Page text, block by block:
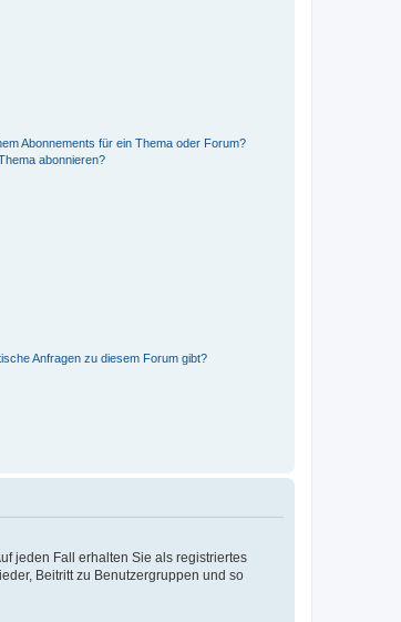
Abonnements für ein Thema oder Forum?
abonnieren?
Anfragen zu diesem Forum gibt?
jeden Fall erhalten Sie als registriertes
Beitritt zu Benutzergruppen und so